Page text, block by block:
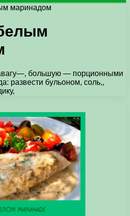
маринадом
большую — порционными
развести бульоном, соль,,